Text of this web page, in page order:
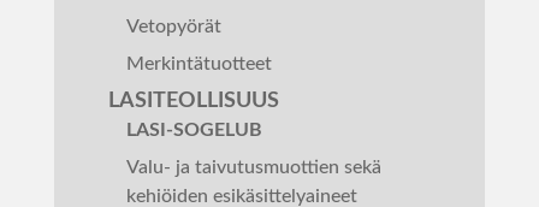
Vetopyörät
Merkintätuotteet
LASITEOLLISUUS
LASI-SOGELUB
Valu- ja taivutusmuottien sekä
kehiöiden esikäsittelyaineet